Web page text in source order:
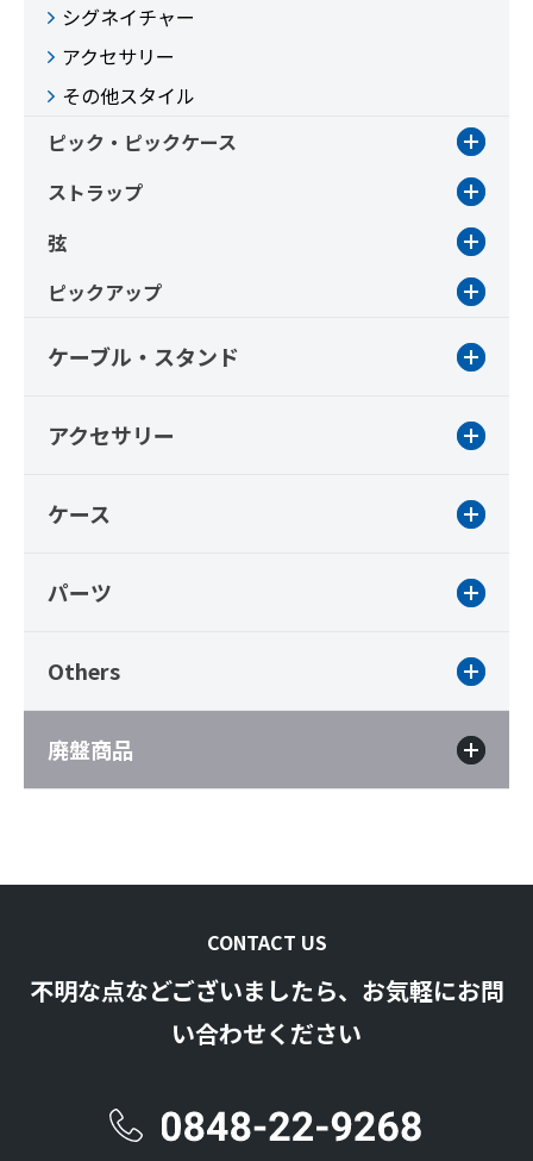
シグネイチャー
アクセサリー
その他スタイル
ピック・ピックケース
ストラップ
弦
ピックアップ
ケーブル・スタンド
アクセサリー
ケース
パーツ
Others
廃盤商品
CONTACT US
不明な点などございましたら、お気軽にお問
い合わせください